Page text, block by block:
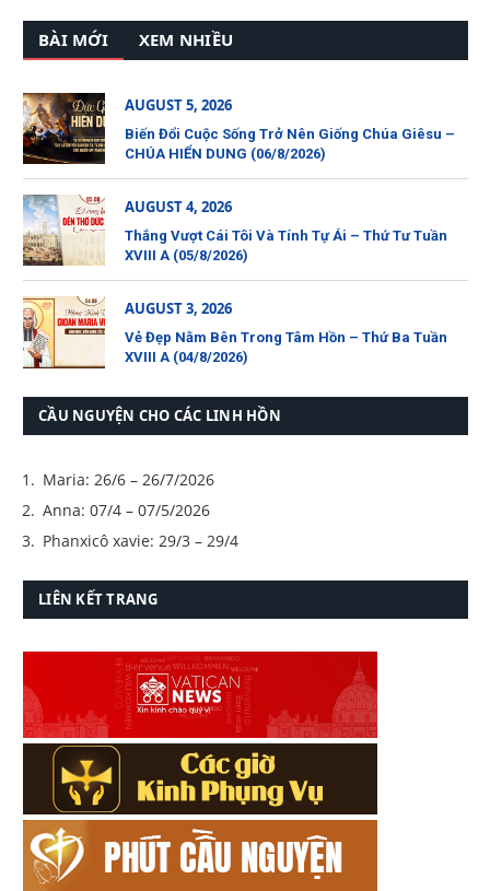
BÀI MỚI XEM NHIỀU
AUGUST 5, 2026
Biến Đổi Cuộc Sống Trở Nên Giống Chúa Giêsu –
CHÚA HIỂN DUNG (06/8/2026)
AUGUST 4, 2026
Thắng Vượt Cái Tôi Và Tính Tự Ái – Thứ Tư Tuần
XVIII A (05/8/2026)
AUGUST 3, 2026
Vẻ Đẹp Nằm Bên Trong Tâm Hồn – Thứ Ba Tuần
XVIII A (04/8/2026)
CẦU NGUYỆN CHO CÁC LINH HỒN
Maria: 26/6 – 26/7/2026
Anna: 07/4 – 07/5/2026
Phanxicô xavie: 29/3 – 29/4
LIÊN KẾT TRANG